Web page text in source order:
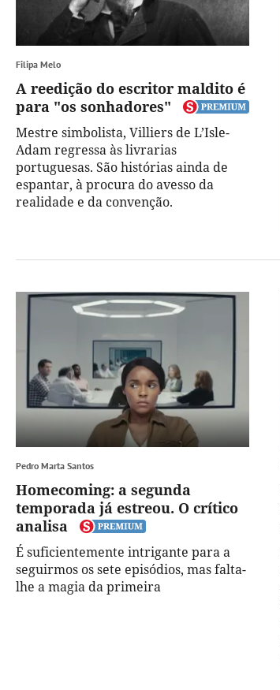
Filipa Melo
A reedição do escritor maldito é
para "os sonhadores"
Mestre simbolista, Villiers de L’Isle-
Adam regressa às livrarias
portuguesas. São histórias ainda de
espantar, à procura do avesso da
realidade e da convenção.
Pedro Marta Santos
Homecoming: a segunda
temporada já estreou. O crítico
analisa
É suficientemente intrigante para a
seguirmos os sete episódios, mas falta-
lhe a magia da primeira